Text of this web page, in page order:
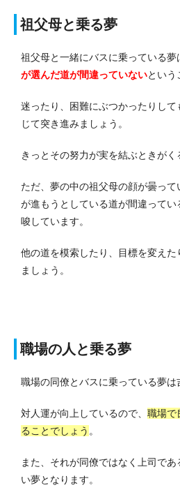
祖父母と乗る夢
祖父母と一緒にバスに乗っている夢
が選んだ道が間違っていないという
迷ったり、困難にぶつかったりし
じて突き進みましょう。
きっとその努力が実を結ぶときがく
ただ、夢の中の祖父母の顔が曇っ
が進もうとしている道が間違って
唆しています。
他の道を模索したり、目標を変え
ましょう。
職場の人と乗る夢
職場の同僚とバスに乗っている夢は
対人運が向上しているので、 職場で
ることでしょう 。
また、それが同僚ではなく上司で
い夢となります。